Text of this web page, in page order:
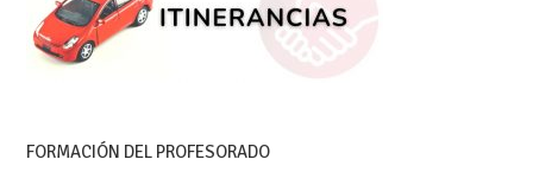
FORMACIÓN DEL PROFESORADO